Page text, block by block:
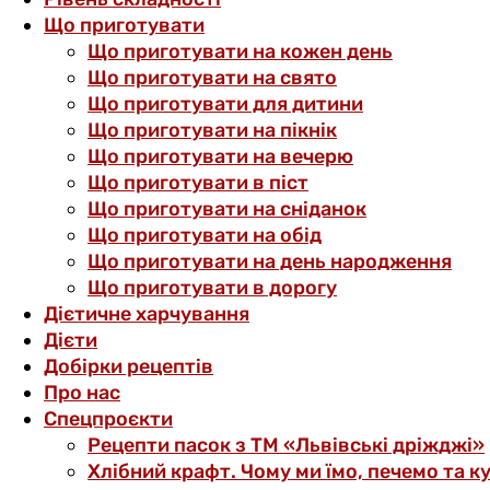
Що приготувати
Що приготувати на кожен день
Що приготувати на свято
Що приготувати для дитини
Що приготувати на пікнік
Що приготувати на вечерю
Що приготувати в піст
Що приготувати на сніданок
Що приготувати на обід
Що приготувати на день народження
Що приготувати в дорогу
Дієтичне харчування
Дієти
Добірки рецептів
Про нас
Спецпроєкти
Рецепти пасок з ТМ «Львівські дріжджі»
Хлібний крафт. Чому ми їмо, печемо та